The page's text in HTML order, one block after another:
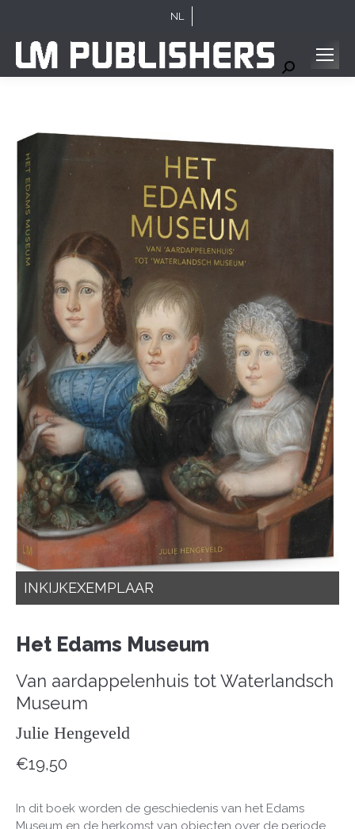
NL
Search:
INKIJKEXEMPLAAR
Het Edams Museum
Van aardappelenhuis tot Waterlandsch
Museum
Julie Hengeveld
€19,50
In dit boek worden de geschiedenis van het Edams
Museum en de herkomst van objecten over de periode